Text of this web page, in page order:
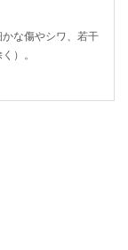
な傷やシワ、若干
）。